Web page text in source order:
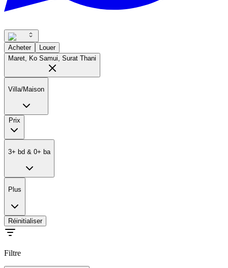
Acheter
Louer
Maret, Ko Samui, Surat Thani
Villa/Maison
Prix
3+ bd & 0+ ba
Plus
Réinitialiser
Filtre